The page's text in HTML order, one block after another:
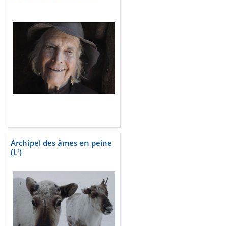
Archipel des âmes en peine
(L')